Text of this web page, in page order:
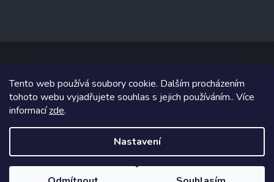
Tento web používá soubory cookie. Dalším procházením
tohoto webu vyjadřujete souhlas s jejich používáním.. Více
informacízde.
Nastavení
Copyright 2026Elektro Klesný s.r.o.. Všechna práva vyhrazena.
Grafický návrh vytvořil a na Shoptet implementoval
Shoptetak.cz.
Vytvořil Shoptet